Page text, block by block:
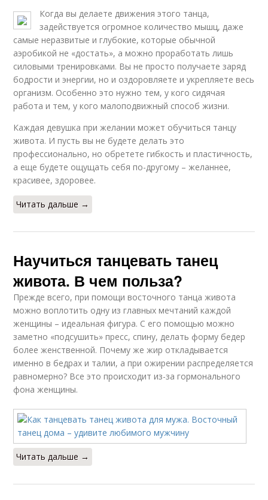
Когда вы делаете движения этого танца,
задействуется огромное количество мышц, даже
самые неразвитые и глубокие, которые обычной
аэробикой не «достать», а можно проработать лишь
силовыми тренировками. Вы не просто получаете заряд
бодрости и энергии, но и оздоровляете и укрепляете весь
организм. Особенно это нужно тем, у кого сидячая
работа и тем, у кого малоподвижный способ жизни.
Каждая девушка при желании может обучиться танцу
живота. И пусть вы не будете делать это
профессионально, но обретете гибкость и пластичность,
а еще будете ощущать себя по-другому – желаннее,
красивее, здоровее.
Читать дальше →
Научиться танцевать танец
живота. В чем польза?
Прежде всего, при помощи восточного танца живота
можно воплотить одну из главных мечтаний каждой
женщины – идеальная фигура. С его помощью можно
заметно «подсушить» пресс, спину, делать форму бедер
более женственной. Почему же жир откладывается
именно в бедрах и талии, а при ожирении распределяется
равномерно? Все это происходит из-за гормонального
фона женщины.
Читать дальше →